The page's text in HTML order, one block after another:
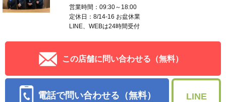
営業時間：09:30～18:00
定休日：8/14-16 お盆休業
LINE、WEBは24時間受付
この店舗に問い合わせる（無料）
電話で問い合わせる（無料） LINE